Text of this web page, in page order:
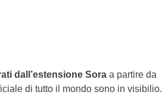
dall’estensione Soraa partire da
di tutto il mondo sono in visibilio.